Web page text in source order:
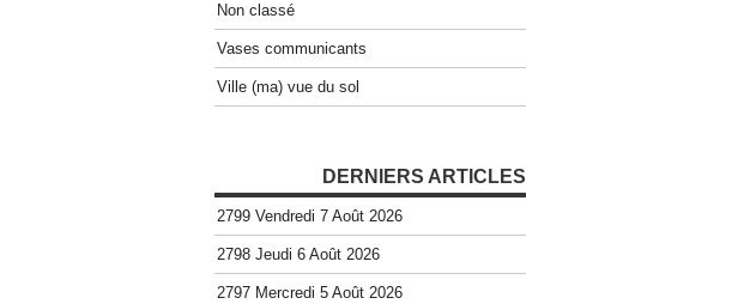
Non classé
Vases communicants
Ville (ma) vue du sol
DERNIERS ARTICLES
2799 Vendredi 7 Août 2026
2798 Jeudi 6 Août 2026
2797 Mercredi 5 Août 2026